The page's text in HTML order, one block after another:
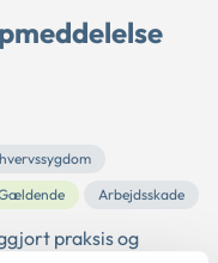
Arbejdsskade
praksis og